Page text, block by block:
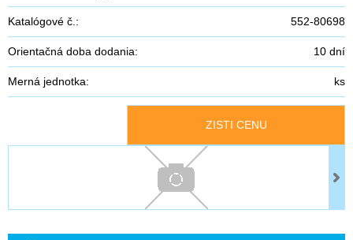
Katalógové č.: 552-80698
Orientačná doba dodania: 10 dní
Merná jednotka: ks
ZISTI CENU